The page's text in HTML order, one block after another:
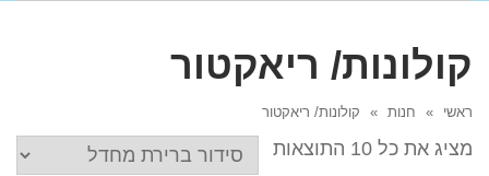
קולונות/ ריאקטור
ראשי » חנות » קולונות/ ריאקטור
מציג את כל 10 התוצאות